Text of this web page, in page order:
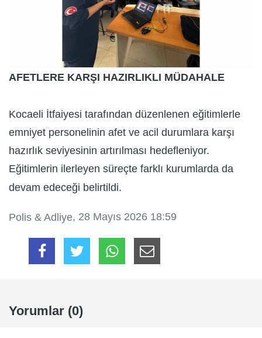
AFETLERE KARŞI HAZIRLIKLI MÜDAHALE
Kocaeli İtfaiyesi tarafından düzenlenen eğitimlerle
emniyet personelinin afet ve acil durumlara karşı
hazırlık seviyesinin artırılması hedefleniyor.
Eğitimlerin ilerleyen süreçte farklı kurumlarda da
devam edeceği belirtildi.
Polis & Adliye, 28 Mayıs 2026 18:59
Yorumlar (0)